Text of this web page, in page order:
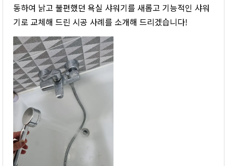
동하여 낡고 불편했던 욕실 샤워기를 새롭고 기능적인 샤워
기로 교체해 드린 시공 사례를 소개해 드리겠습니다!